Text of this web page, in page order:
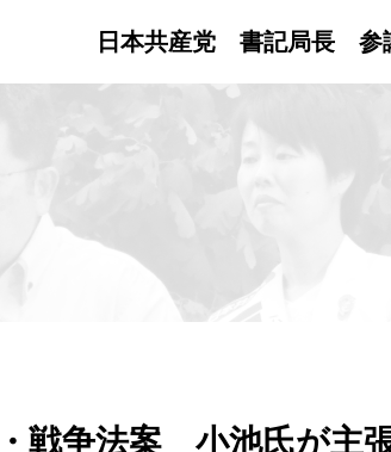
日本共産党 書記局長 参
戦争法案 小池氏が主